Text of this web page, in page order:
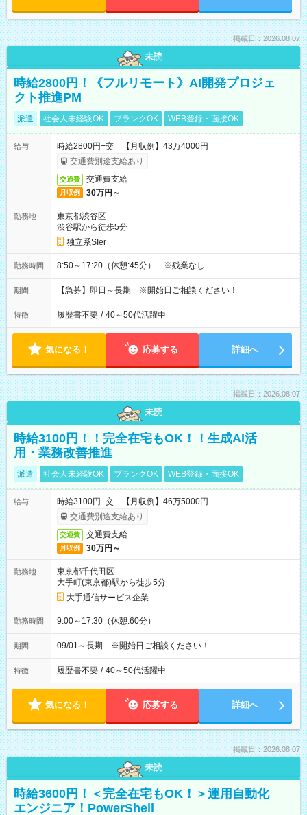
掲載日：2026.08.07
未読
時給2800円！《フルリモート》AI開発プロジェ
クト推進PM
派遣 社会人未経験OK ブランクOK WEB登録・面接OK
給与
時給2800円+交 【月収例】43万4000円
交通費別途支給あり
交通費 交通費支給
月収例 30万円～
勤務地
東京都渋谷区
渋谷駅から徒歩5分
独立系SIer
勤務時間 8:50～17:20（休憩:45分） ※残業なし
期間 【急募】即日～長期 ※開始日ご相談ください！
特徴 履歴書不要 / 40～50代活躍中
気になる！ 応募する 詳細へ
掲載日：2026.08.07
未読
時給3100円！！完全在宅もOK！！生成AI活
用・業務改善推進
派遣 社会人未経験OK ブランクOK WEB登録・面接OK
給与
時給3100円+交 【月収例】46万5000円
交通費別途支給あり
交通費 交通費支給
月収例 30万円～
勤務地
東京都千代田区
大手町(東京都)駅から徒歩5分
大手通信サービス企業
勤務時間 9:00～17:30（休憩:60分）
期間 09/01～長期 ※開始日ご相談ください！
特徴 履歴書不要 / 40～50代活躍中
気になる！ 応募する 詳細へ
掲載日：2026.08.07
未読
時給3600円！＜完全在宅もOK！＞運用自動化
エンジニア！PowerShell